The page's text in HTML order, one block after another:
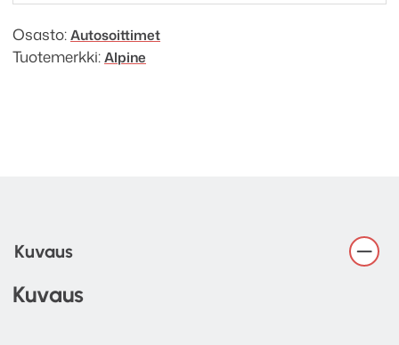
Osasto:Autosoittimet
Tuotemerkki:Alpine
Kuvaus
Kuvaus